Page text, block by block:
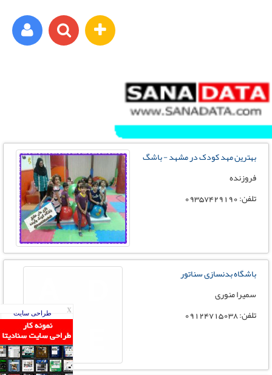
X طراحی سایت
برای مثال : xyz@yahoo.com
رمز عبور شما باید شامل حروف و اعداد باشد
فراموشی رمز عبور
بهترین مهد کودک در مشهد - باشگ
فروزنده
تلفن: 09357429190
باشگاه بدنسازی سناتور
سمیرا منوری
تلفن: ۰۹۱۲۴۷۱۵۰۳۸